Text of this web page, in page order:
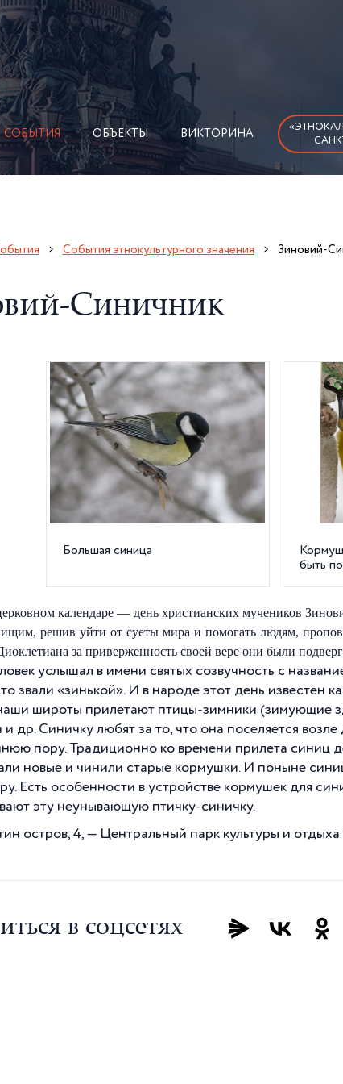
СОБЫТИЯ ОБЪЕКТЫ ВИКТОРИНА
События этнокультурного значения Зиновий-
Синичник
Большая синица
быть
календаре — день христианских мучеников
решив уйти от суеты мира и помогать людям,
за приверженность своей вере они были
услышал в имени святых созвучность с
звали «зинькой». И в народе этот день известен
широты прилетают птицы-зимники (зимующие
и др. Синичку любят за то, что она поселяется
пору. Традиционно ко времени прилета синиц
новые и чинили старые кормушки. И поныне
Есть особенности в устройстве кормушек для
эту неунывающую птичку-синичку.
остров, 4, — Центральный парк культуры и
в соцсетях